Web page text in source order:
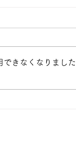
＜
できなくなりまし